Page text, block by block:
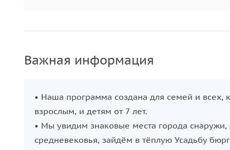
Важная информация
• Наша программа создана для семей и всех,
взрослым, и детям от 7 лет.
• Мы увидим знаковые места города снаружи,
средневековья, зайдём в тёплую Усадьбу